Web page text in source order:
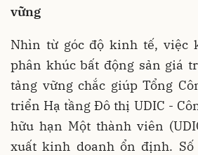
vững
Nhìn từ góc độ kinh tế, việc
phân khúc bất động sản giá
tảng vững chắc giúp Tổng
triển Hạ tầng Đô thị UDIC -
hữu hạn Một thành viên
xuất kinh doanh ổn định.